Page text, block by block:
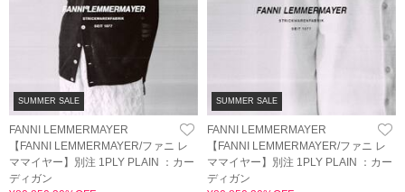
SUMMER SALE
FANNI LEMMERMAYER
【FANNI LEMMERMAYER/ファニ レ
ママイヤー】別注 1PLY PLAIN ：カー
ディガン
SUMMER SALE
FANNI LEMMERMAYER
【FANNI LEMMERMAYER/ファニ レ
ママイヤー】別注 1PLY PLAIN ：カー
ディガン